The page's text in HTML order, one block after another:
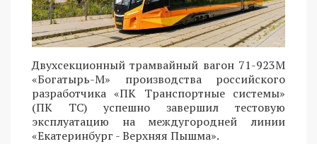
Двухсекционный трамвайный вагон 71-923М
«Богатырь-М» производства российского
разработчика «ПК Транспортные системы»
(ПК ТС) успешно завершил тестовую
эксплуатацию на междугородней линии
«Екатеринбург - Верхняя Пышма».